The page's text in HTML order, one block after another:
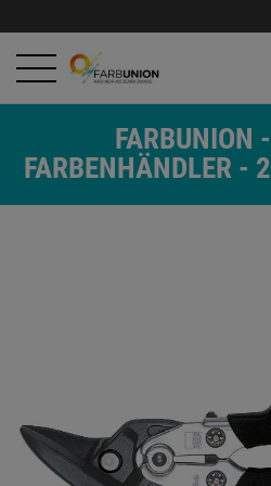
FARBUNION
FARBENHÄNDLER -